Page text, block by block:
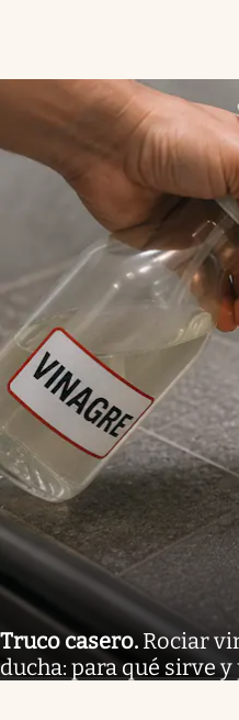
Truco casero. Rociar
ducha: para qué sirve